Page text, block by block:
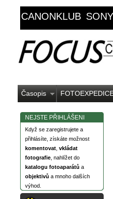
CANONKLUB
Časopis
NEJSTE PŘIHLÁŠENI
Když se zaregistrujete a
přihlásíte, získáte možnost
komentovat vkládat
fotografie , nahlížet do
katalogu fotoaparátů a
objektivů a mnoho dalších
výhod.